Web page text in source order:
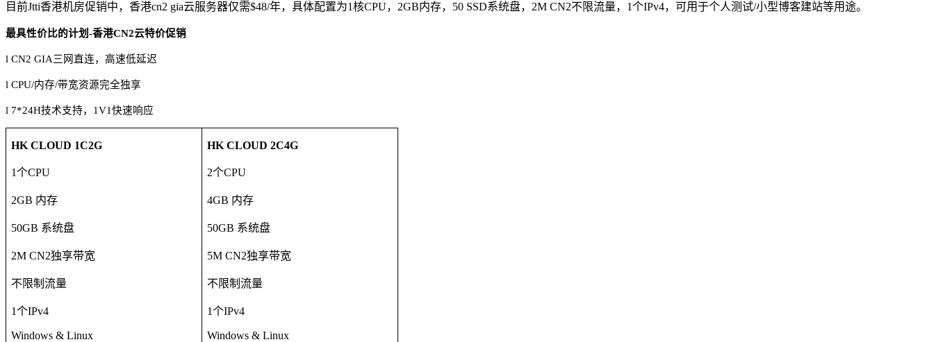
目前Jtti香港机房促销中，香港cn2 gia云服务器仅需$48/年，具体配置为1核CPU， 2GB内存， 50 SSD系统盘， 2M CN2不限流量， 1个IPv4，可用于个人测试/小型博客建站等用途。
最具性价比的计划-香港CN2云特价促销
l CN2 GIA三网直连，高速低延迟
l CPU/内存/带宽资源完全独享
l 7*24H技术支持， 1V1快速响应
HK CLOUD 1C2G
1个CPU
2GB 内存
50GB 系统盘
2M CN2独享带宽
不限制流量
1个IPv4
Windows & Linux
HK CLOUD 2C4G
2个CPU
4GB 内存
50GB 系统盘
5M CN2独享带宽
不限制流量
1个IPv4
Windows & Linux